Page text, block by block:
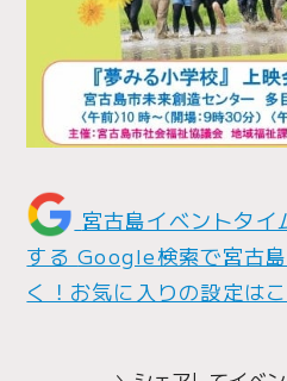
宮古島イベントタ
するGoogle検索で宮古
く！お気に入りの設定は